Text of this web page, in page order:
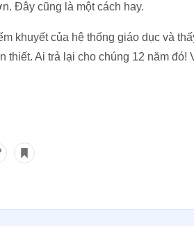
Đây cũng là một cách hay.
khuyết của hệ thống giáo dục và
Ai trả lại cho chúng 12 năm đó!